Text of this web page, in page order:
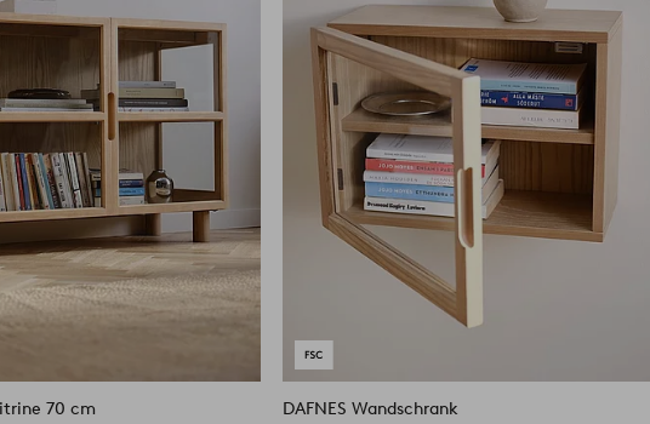
DAFNES Glasvitrine 70 cm DAFNES Wandschrank